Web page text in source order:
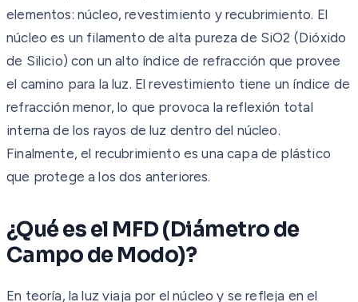
elementos: núcleo, revestimiento y recubrimiento. El
núcleo es un filamento de alta pureza de SiO2 (Dióxido
de Silicio) con un alto índice de refracción que provee
el camino para la luz. El revestimiento tiene un índice de
refracción menor, lo que provoca la reflexión total
interna de los rayos de luz dentro del núcleo.
Finalmente, el recubrimiento es una capa de plástico
que protege a los dos anteriores.
¿Qué es el MFD (Diámetro de
Campo de Modo)?
En teoría, la luz viaja por el núcleo y se refleja en el